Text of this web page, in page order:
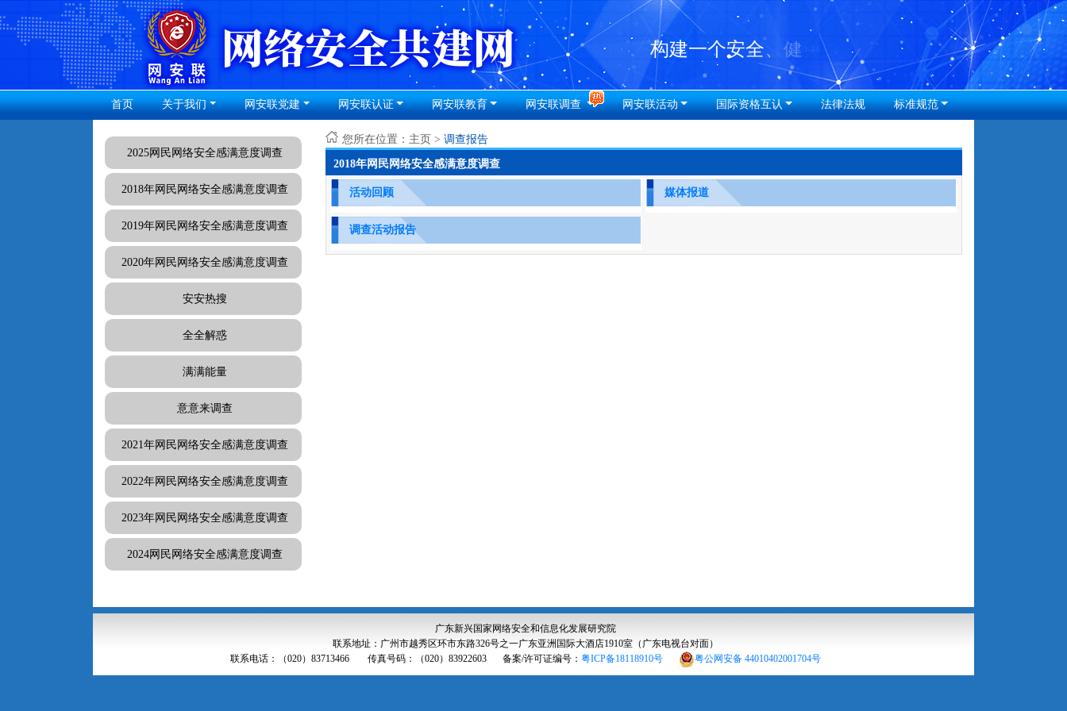
首页 关于我们 网安联党建 网安联认证 网安联教育 网安联调查 网安联活动 国际资格互认 法律法规 标准规范
2025网民网络安全感满意度调查
2018年网民网络安全感满意度调查
2019年网民网络安全感满意度调查
2020年网民网络安全感满意度调查
安安热搜
全全解惑
满满能量
意意来调查
2021年网民网络安全感满意度调查
2022年网民网络安全感满意度调查
2023年网民网络安全感满意度调查
2024网民网络安全感满意度调查
您所在位置： 主页 > 调查报告
2018年网民网络安全感满意度调查
活动回顾 媒体报道
调查活动报告
广东新兴国家网络安全和信息化发展研究院
联系地址：广州市越秀区环市东路326号之一广东亚洲国际大酒店1910室（广东电视台对面）
联系电话：（020）83713466
传真号码：（020）83922603 备案/许可证编号： 粤ICP备18118910号 粤公网安备 44010402001704号